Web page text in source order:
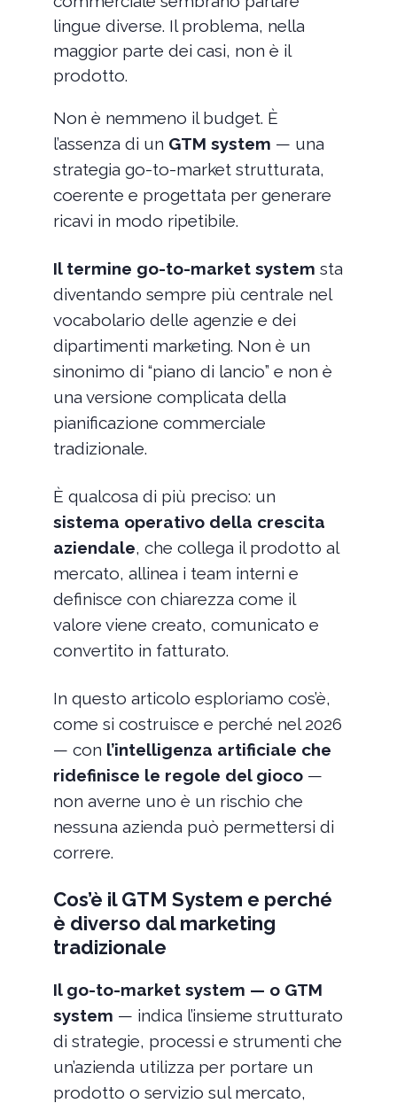
lingue diverse. Il problema, nella
maggior parte dei casi, non è il
prodotto.
Non è nemmeno il budget. È
l’assenza di un GTM system — una
strategia go-to-market strutturata,
coerente e progettata per generare
ricavi in modo ripetibile.
Il termine go-to-market system sta
diventando sempre più centrale nel
vocabolario delle agenzie e dei
dipartimenti marketing. Non è un
sinonimo di “piano di lancio” e non è
una versione complicata della
pianificazione commerciale
tradizionale.
È qualcosa di più preciso: un
sistema operativo della crescita
aziendale, che collega il prodotto al
mercato, allinea i team interni e
definisce con chiarezza come il
valore viene creato, comunicato e
convertito in fatturato.
In questo articolo esploriamo cos’è,
come si costruisce e perché nel 2026
— con l’intelligenza artificiale che
ridefinisce le regole del gioco —
non averne uno è un rischio che
nessuna azienda può permettersi di
correre.
Cos’è il GTM System e perché
è diverso dal marketing
tradizionale
Il go-to-market system — o GTM
system — indica l’insieme strutturato
di strategie, processi e strumenti che
un’azienda utilizza per portare un
prodotto o servizio sul mercato,